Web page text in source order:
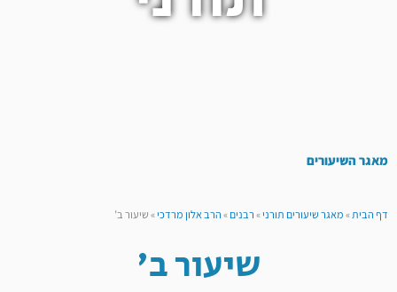
מאגר השיעורים
דף הבית»מאגר שיעורים תורני»רבנים»הרב אלון מרדכי»שיעור ב’
שיעור ב'